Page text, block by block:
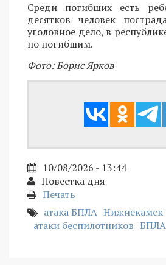
Среди погибших есть
десятков человек
уголовное дело, в
по погибшим.
Фото: Борис Ярков
10/08/2026 - 13:44
Повестка дня
Печать
атака БПЛА Нижнекамск
атаки беспилотников БПЛА